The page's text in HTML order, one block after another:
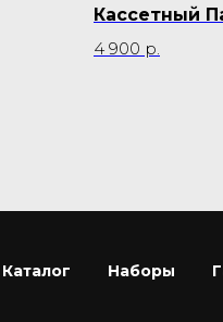
Кассетный
4 900 р.
Каталог Наборы